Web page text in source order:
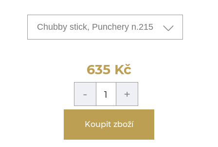
Chubby stick, Punchery n.215
635 Kč
- +
Koupit zboží